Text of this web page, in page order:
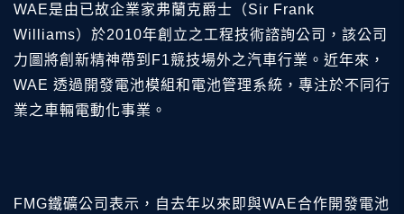
WAE是由已故企業家弗蘭克爵士（Sir Frank
Williams）於2010年創立之工程技術諮詢公司，該公司
力圖將創新精神帶到F1競技場外之汽車行業。近年來，
WAE 透過開發電池模組和電池管理系統，專注於不同行
業之車輛電動化事業。
FMG鐵礦公司表示，自去年以來即與WAE合作開發電池